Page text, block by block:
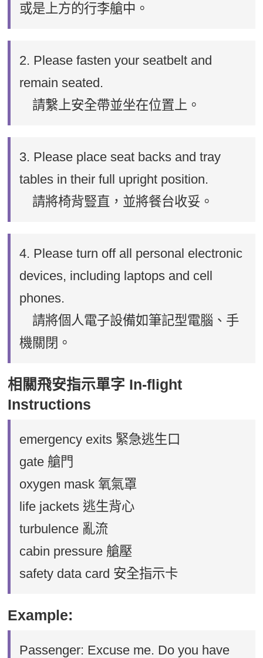
或是上方的行李艙中。
2. Please fasten your seatbelt and
remain seated.
請繫上安全帶並坐在位置上。
3. Please place seat backs and tray
tables in their full upright position.
請將椅背豎直，並將餐台收妥。
4. Please turn off all personal electronic
devices, including laptops and cell
phones.
請將個人電子設備如筆記型電腦、手
機關閉。
相關飛安指示單字 In-flight
Instructions
emergency exits 緊急逃生口
gate 艙門
oxygen mask 氧氣罩
life jackets 逃生背心
turbulence 亂流
cabin pressure 艙壓
safety data card 安全指示卡
Example:
Passenger: Excuse me. Do you have